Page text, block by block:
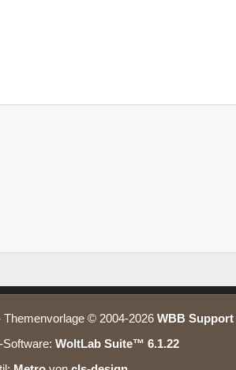
Themenvorlage © 2004-2026 WBB Support
WoltLab Suite™ 6.1.22